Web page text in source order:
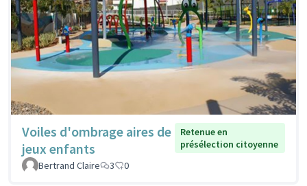
Voiles d'ombrage aires de
jeux enfants
Retenue en
présélection citoyenne
Bertrand Claire
3 0